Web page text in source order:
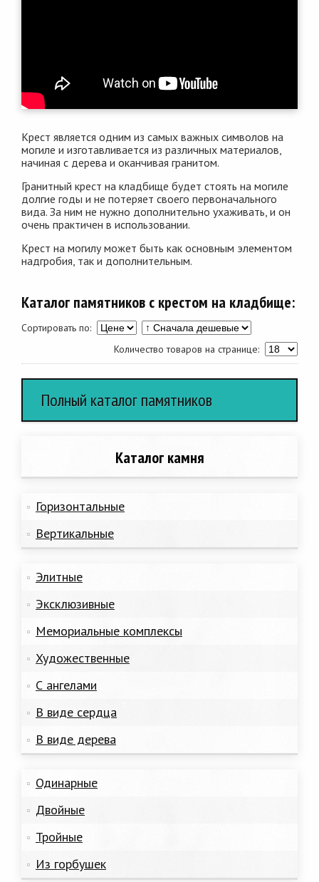
Крест является одним из самых важных символов на
могиле и изготавливается из различных материалов,
начиная с дерева и оканчивая гранитом.
Гранитный крест на кладбище будет стоять на могиле
долгие годы и не потеряет своего первоначального
вида. За ним не нужно дополнительно ухаживать, и он
очень практичен в использовании.
Крест на могилу может быть как основным элементом
надгробия, так и дополнительным.
Каталог памятников с крестом на кладбище:
Сортировать по:
Количество товаров на странице:
Полный каталог памятников
Каталог камня
Горизонтальные
Вертикальные
Элитные
Эксклюзивные
Мемориальные комплексы
Художественные
С ангелами
В виде сердца
В виде дерева
Одинарные
Двойные
Тройные
Из горбушек